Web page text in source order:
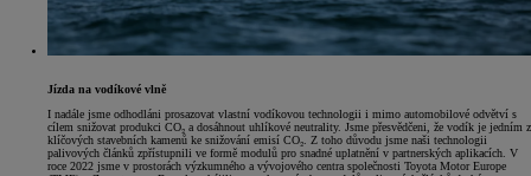
Jízda na vodíkové vlně
I nadále jsme odhodláni prosazovat vlastní vodíkovou technologii i mimo automobilové odvětví s
cílem snižovat produkci CO₂ a dosáhnout uhlíkové neutrality. Jsme přesvědčeni, že vodík je jedním z
klíčových stavebních kamenů ke snižování emisí CO₂. Z toho důvodu jsme naši technologii
palivových článků zpřístupnili ve formě modulů pro snadné uplatnění v partnerských aplikacích. V
roce 2022 jsme v prostorách výzkumného a vývojového centra společnosti Toyota Motor Europe